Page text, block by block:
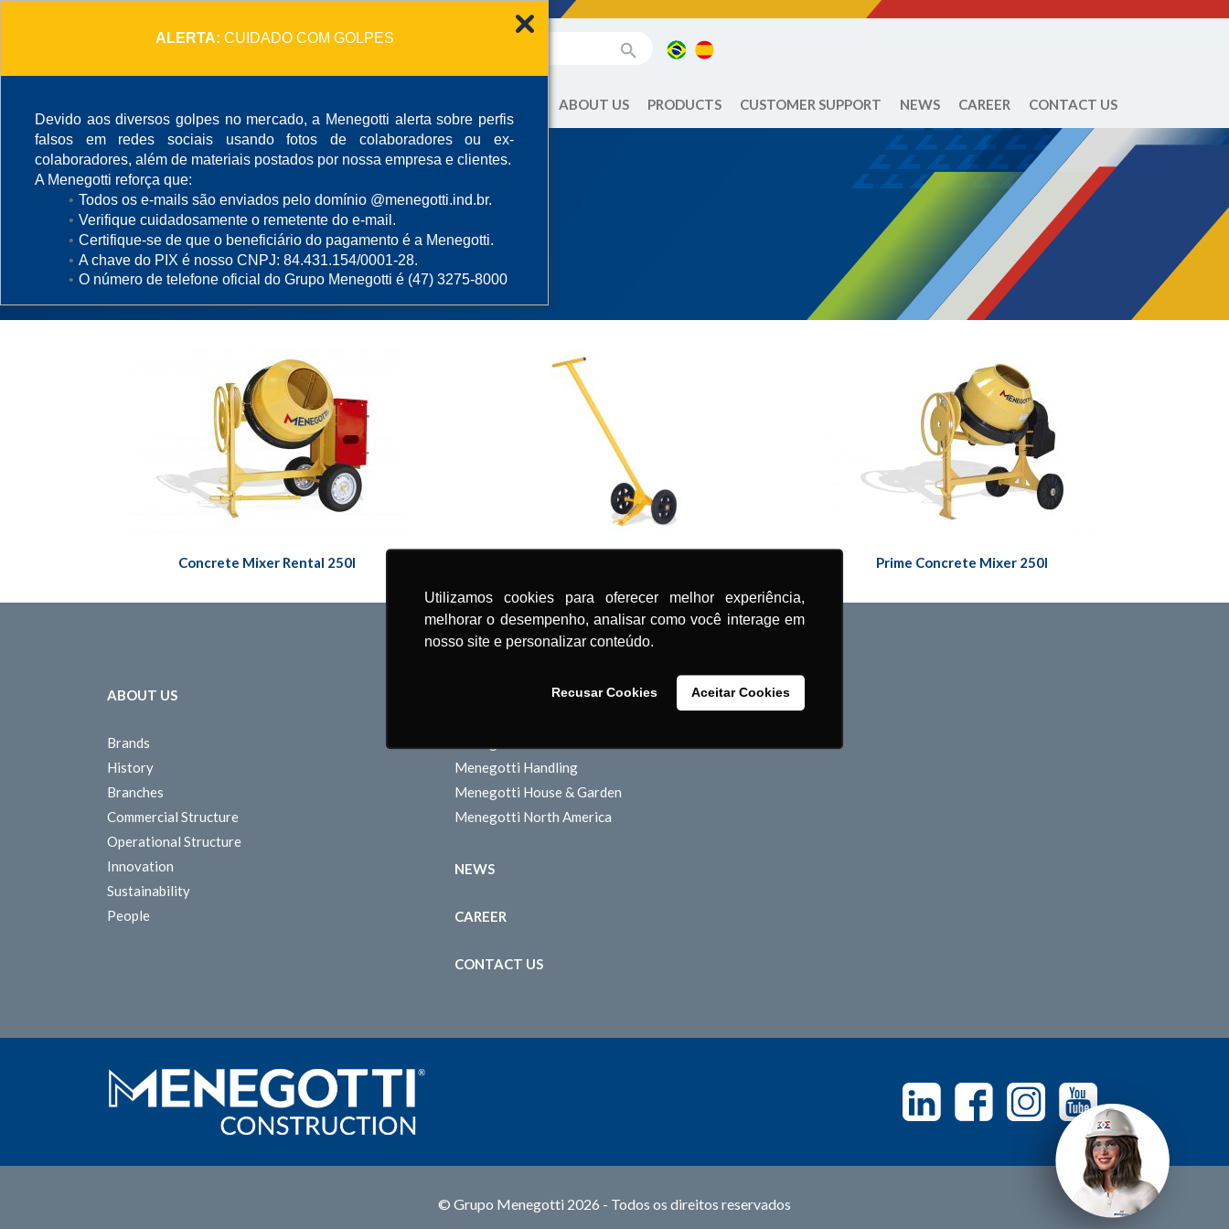
ALERTA: CUIDADO COM GOLPES
Devido aos diversos golpes no mercado, a Menegotti alerta sobre perfis
falsos em redes sociais usando fotos de colaboradores ou ex-
colaboradores, além de materiais postados por nossa empresa e clientes.
A Menegotti reforça que:
Todos os e-mails são enviados pelo domínio @menegotti.ind.br.
Verifique cuidadosamente o remetente do e-mail.
Certifique-se de que o beneficiário do pagamento é a Menegotti.
A chave do PIX é nosso CNPJ: 84.431.154/0001-28.
O número de telefone oficial do Grupo Menegotti é (47) 3275-8000
Utilizamos cookies para oferecer melhor experiência,
melhorar o desempenho, analisar como você interage em
nosso site e personalizar conteúdo.
Recusar Cookies Aceitar Cookies
ABOUT US PRODUCTS CUSTOMER SUPPORT NEWS CAREER CONTACT US
Concrete Mixer - 250 liters
Concrete Mixer Rental 250l Prime Concrete Mixer 250l
ABOUT US
Brands
History
Branches
Commercial Structure
Operational Structure
Innovation
Sustainability
People
Menegotti Handling
Menegotti House & Garden
Menegotti North America
NEWS
CAREER
CONTACT US
Linkedin Facebook Instagram
© Grupo Menegotti 2026 - Todos os direitos reservados